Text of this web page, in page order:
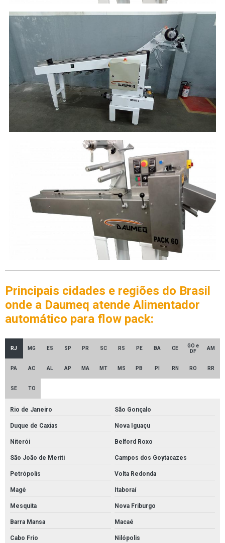
Principais cidades e regiões do Brasil
onde a Daumeq atende Alimentador
automático para flow pack:
RJ MG ES SP PR SC RS PE BA CE
GO e
DF
AM
PA AC AL AP MA MT MS PB PI RN RO RR
SE TO
Rio de Janeiro São Gonçalo
Duque de Caxias Nova Iguaçu
Niterói Belford Roxo
São João de Meriti Campos dos Goytacazes
Petrópolis Volta Redonda
Magé Itaboraí
Mesquita Nova Friburgo
Barra Mansa Macaé
Cabo Frio Nilópolis